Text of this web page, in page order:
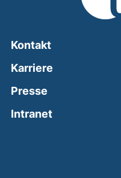
Kontakt
Karriere
Presse
Intranet(external